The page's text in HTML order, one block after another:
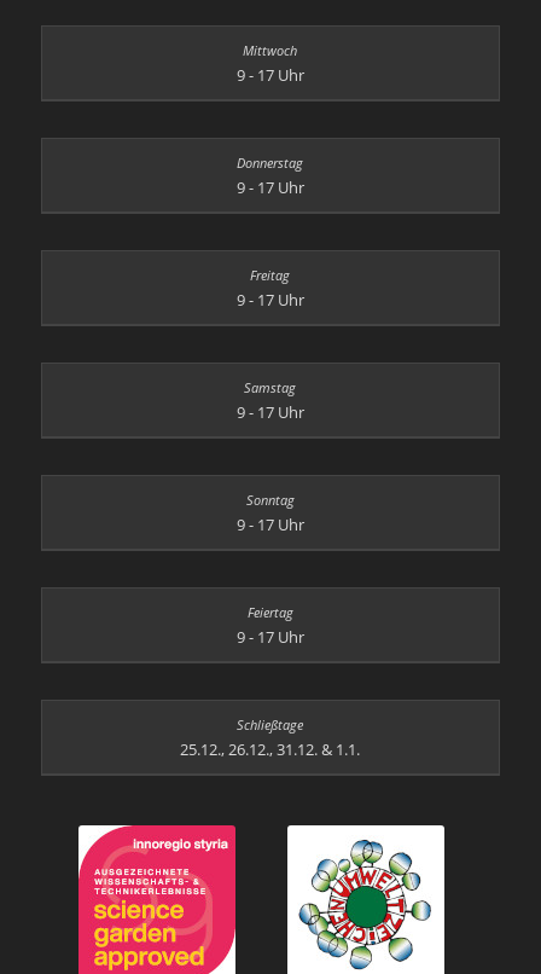
9 - 17 Uhr
9 - 17 Uhr
9 - 17 Uhr
9 - 17 Uhr
9 - 17 Uhr
9 - 17 Uhr
25.12., 26.12., 31.12. & 1.1.